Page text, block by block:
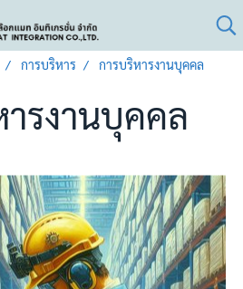
การบริหาร การบริหารงานบุคคล
รงานบุคคล